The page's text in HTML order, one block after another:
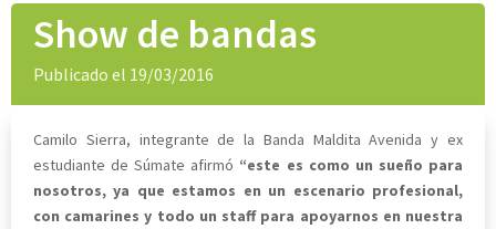
Show de bandas
Publicado el 19/03/2016
Camilo Sierra, integrante de la Banda Maldita Avenida y ex
estudiante de Súmate afirmó “este es como un sueño para
nosotros, ya que estamos en un escenario profesional,
con camarines y todo un staff para apoyarnos en nuestra